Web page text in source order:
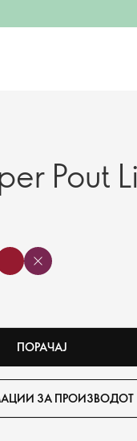
Pout
ПОРАЧАЈ
ЗА ПРОИЗВОДОТ